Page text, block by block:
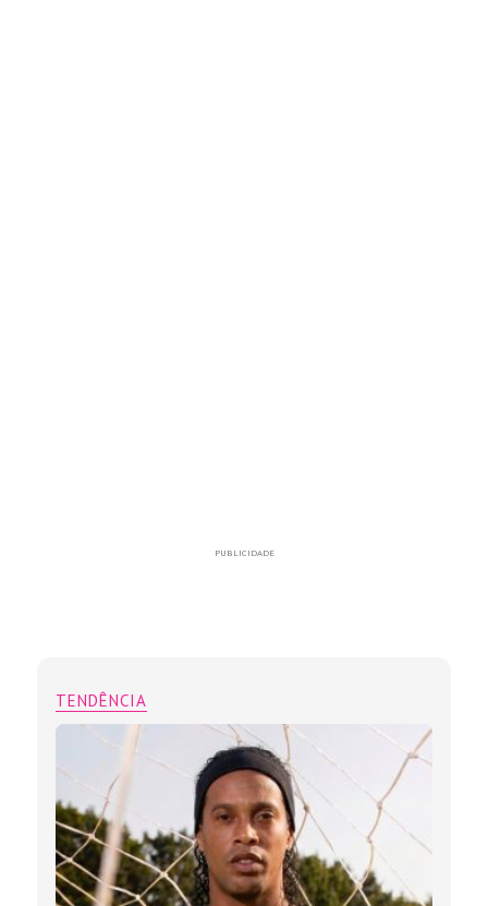
PUBLICIDADE
TENDÊNCIA